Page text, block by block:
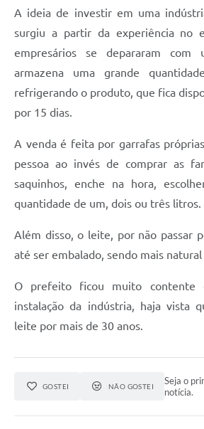
A ideia de investir em uma
surgiu a partir da experiência no
empresários se depararam com
armazena uma grande
refrigerando o produto, que fica
por 15 dias.
A venda é feita por garrafas
pessoa ao invés de comprar as
saquinhos, enche na hora,
quantidade de um, dois ou três litros.
Além disso, o leite, por não passar
até ser embalado, sendo mais natural
O prefeito ficou muito contente
instalação da indústria, haja vista
leite por mais de 30 anos.
GOSTEI NÃO GOSTEI
Seja o
notícia.